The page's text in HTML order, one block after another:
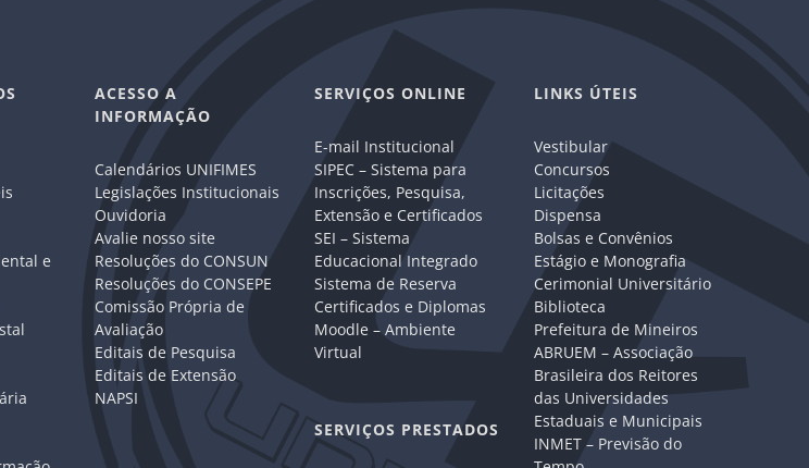
e
ACESSO A
INFORMAÇÃO
Calendários UNIFIMES
Legislações Institucionais
Ouvidoria
Avalie nosso site
Resoluções do CONSUN
Resoluções do CONSEPE
Comissão Própria de
Avaliação
Editais de Pesquisa
Editais de Extensão
NAPSI
SERVIÇOS ONLINE
E-mail Institucional
SIPEC – Sistema para
Inscrições, Pesquisa,
Extensão e Certificados
SEI – Sistema
Educacional Integrado
Sistema de Reserva
Certificados e Diplomas
Moodle – Ambiente
Virtual
SERVIÇOS PRESTADOS
LINKS ÚTEIS
Vestibular
Concursos
Licitações
Dispensa
Bolsas e Convênios
Estágio e Monografia
Cerimonial Universitário
Biblioteca
Prefeitura de Mineiros
ABRUEM – Associação
Brasileira dos Reitores
das Universidades
Estaduais e Municipais
INMET – Previsão do